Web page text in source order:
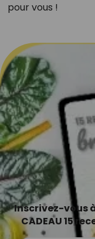
pour vous !
Inscrivez-vous
CADEAU 15